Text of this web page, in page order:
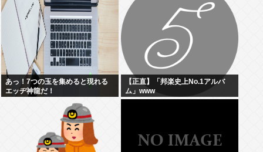
あっ！7つの玉を集めると現れる
エッヂ神龍だ！
【正直】「邦楽史上No.1アルバ
ム」www